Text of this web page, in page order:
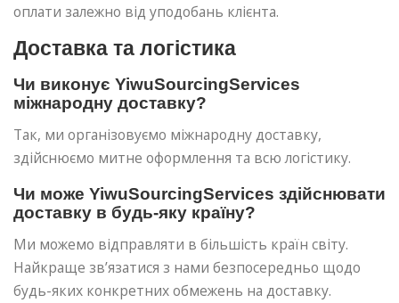
оплати залежно від уподобань клієнта.
Доставка та логістика
Чи виконує YiwuSourcingServices
міжнародну доставку?
Так, ми організовуємо міжнародну доставку,
здійснюємо митне оформлення та всю логістику.
Чи може YiwuSourcingServices здійснювати
доставку в будь-яку країну?
Ми можемо відправляти в більшість країн світу.
Найкраще зв’язатися з нами безпосередньо щодо
будь-яких конкретних обмежень на доставку.